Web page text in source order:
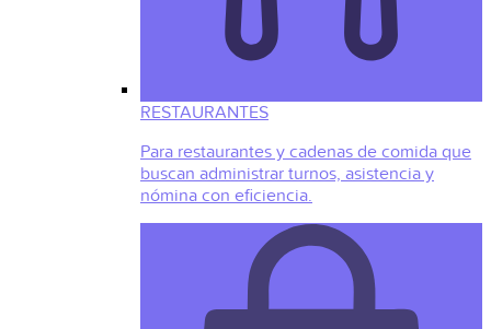
RESTAURANTES
Para restaurantes y cadenas de comida que
buscan administrar turnos, asistencia y
nómina con eficiencia.